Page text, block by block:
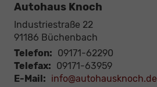
Autohaus Knoch
Industriestraße 22
91186 Büchenbach
Telefon: 09171-62290
Telefax: 09171-63959
E-Mail: info@autohausknoch.de